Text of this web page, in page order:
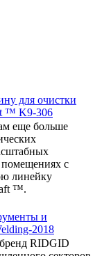
для очистки
™ K9-306
еще больше
с
линейку
™.
и
2018
RIDGID